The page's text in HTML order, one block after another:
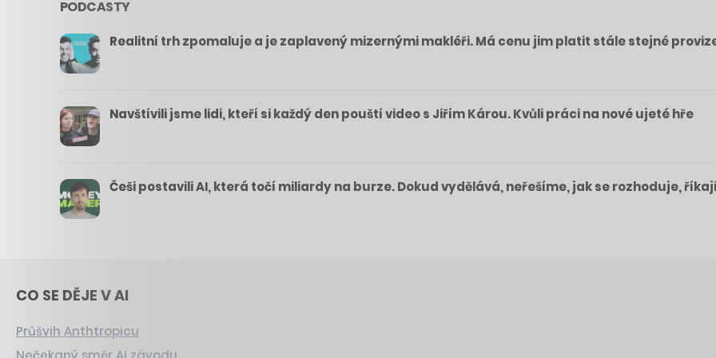
PODCASTY
Realitní trh zpomaluje a je zaplavený mizernými makléři. Má cenu jim platit stále stejné
Navštívili jsme lidi, kteří si každý den pouští video s Jiřím Károu. Kvůli práci na nové ujeté hře
Češi postavili AI, která točí miliardy na burze. Dokud vydělává, neřešíme, jak se rozhoduje,
CO SE DĚJE V AI
Průšvih Anthtropicu